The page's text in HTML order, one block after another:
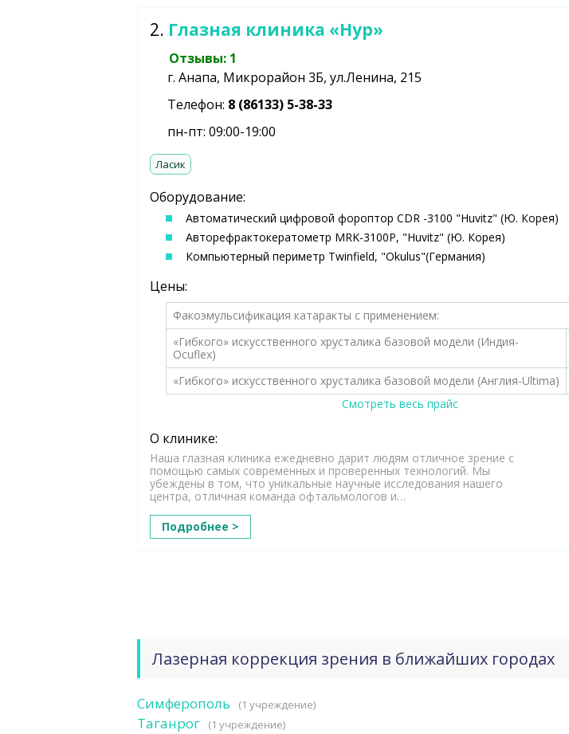
2. Глазная клиника «Нур»
Отзывы: 1
г. Анапа, Микрорайон 3Б, ул.Ленина, 215
Телефон: 8 (86133) 5-38-33
пн-пт: 09:00-19:00
Ласик
Оборудование:
Автоматический цифровой фороптор CDR -3100 "Huvitz" (Ю. Корея)
Авторефрактокератометр MRK-3100Р, "Huvitz" (Ю. Корея)
Компьютерный периметр Twinfield, "Okulus"(Германия)
Цены:
Факоэмульсификация катаракты с применением:
«Гибкого» искусственного хрусталика базовой модели (Индия-
Ocuflex)
«Гибкого» искусственного хрусталика базовой модели (Англия-Ultima)
Смотреть весь прайс
О клинике:
Наша глазная клиника ежедневно дарит людям отличное зрение с
помощью самых современных и проверенных технологий. Мы
убеждены в том, что уникальные научные исследования нашего
центра, отличная команда офтальмологов и…
Подробнее >
Лазерная коррекция зрения в ближайших городах
Симферополь (1 учреждение)
Таганрог (1 учреждение)